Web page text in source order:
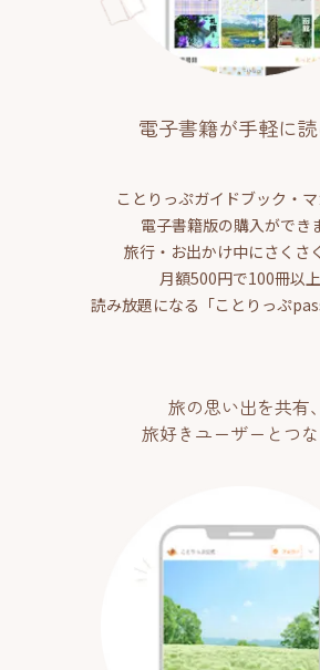
電子書籍が手軽に読
ことりっぷガイドブック・
電子書籍版の購入ができ
旅行・お出かけ中にさくさ
月額500円で100冊以
読み放題になる「ことりっぷ
旅の思い出を共有、
旅好きユーザーとつ